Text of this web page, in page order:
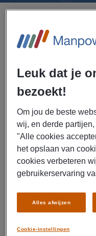
Breng vraag
De arbeidsmarkt is altijd
arbeidsmarktscan laat
aansluiting hebben op
geeft het inzicht over de
jouw vacatures. In een
wensen van kandidaten
Leuk dat je
bezoekt!
Om jou de beste
wij, en derde
"Alle cookies
het opslaan van
cookies verbeteren
gebruikerservaring
Cookie-instellingen
Alles afwijzen